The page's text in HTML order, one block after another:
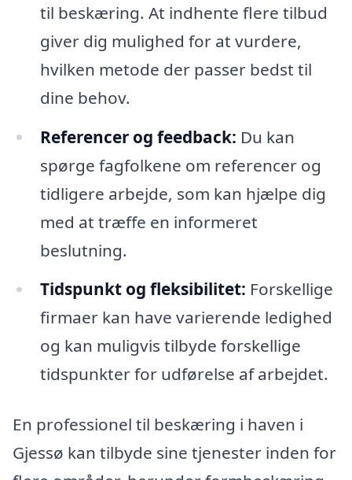
til beskæring. At indhente flere tilbud
giver dig mulighed for at vurdere,
hvilken metode der passer bedst til
dine behov.
Referencer og feedback: Du kan
spørge fagfolkene om referencer og
tidligere arbejde, som kan hjælpe dig
med at træffe en informeret
beslutning.
Tidspunkt og fleksibilitet: Forskellige
firmaer kan have varierende ledighed
og kan muligvis tilbyde forskellige
tidspunkter for udførelse af arbejdet.
En professionel til beskæring i haven i
Gjessø kan tilbyde sine tjenester inden for